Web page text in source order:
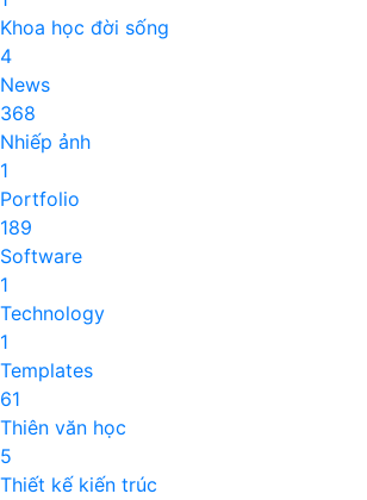
Khoa học đời sống
4
News
368
Nhiếp ảnh
1
Portfolio
189
Software
1
Technology
1
Templates
61
Thiên văn học
5
Thiết kế kiến trúc